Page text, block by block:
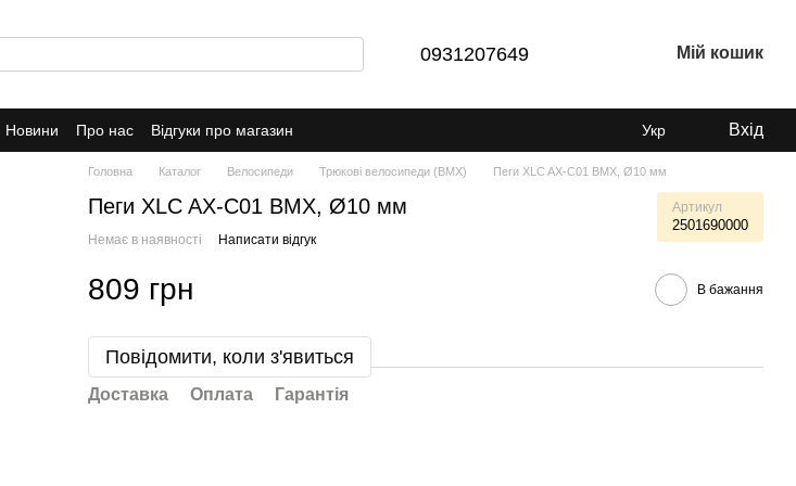
0931207649 Мій кошик
Новини Про нас Відгуки про магазин Укр Вхід
Головна Каталог Велосипеди Трюкові велосипеди (BMX) Пеги XLC AX-C01 ВМХ, Ø10 мм
Пеги XLC AX-C01 ВМХ, Ø10 мм Артикул
2501690000
Немає в наявності Написати відгук
809 грн В бажання
Повідомити, коли з'явиться
Доставка Оплата Гарантія